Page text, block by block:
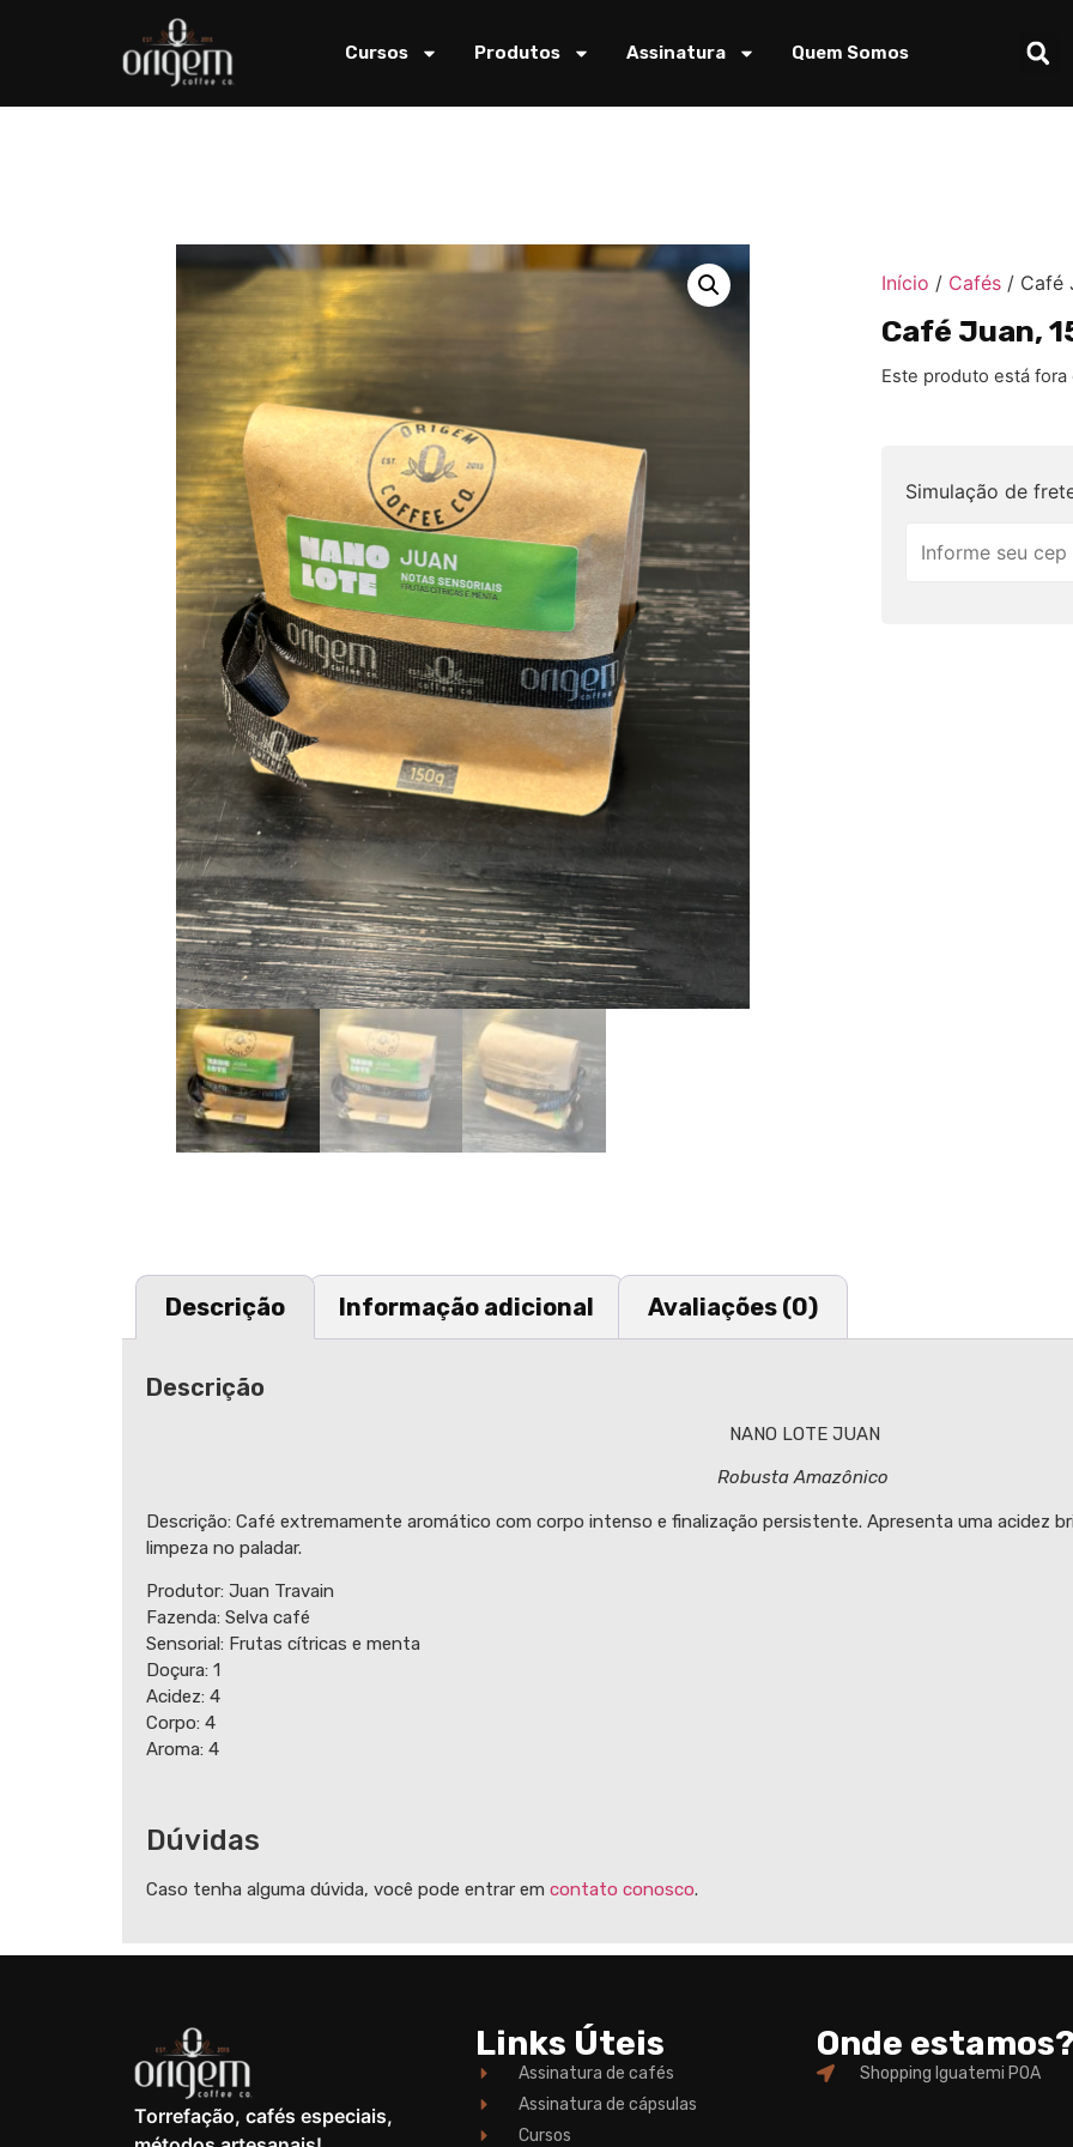
Cursos Produtos Assinatura Quem Somos
Início / Cafés/ Café
Café Juan,
Este produto está
Simulação de
Descrição Informação adicional Avaliações (0)
Descrição
NANO LOTE JUAN
Robusta Amazônico
Descrição: Café extremamente aromático com corpo intenso e finalização persistente. Apresenta uma acidez
limpeza no paladar.
Produtor: Juan Travain
Fazenda: Selva café
Sensorial: Frutas cítricas e menta
Doçura: 1
Acidez: 4
Corpo: 4
Aroma: 4
Dúvidas
Caso tenha alguma dúvida, você pode entrar em contato conosco.
Torrefação, cafés especiais,
Links Úteis
Assinatura de cafés
Assinatura de cápsulas
Cursos
Onde estamos?
Shopping Iguatemi POA